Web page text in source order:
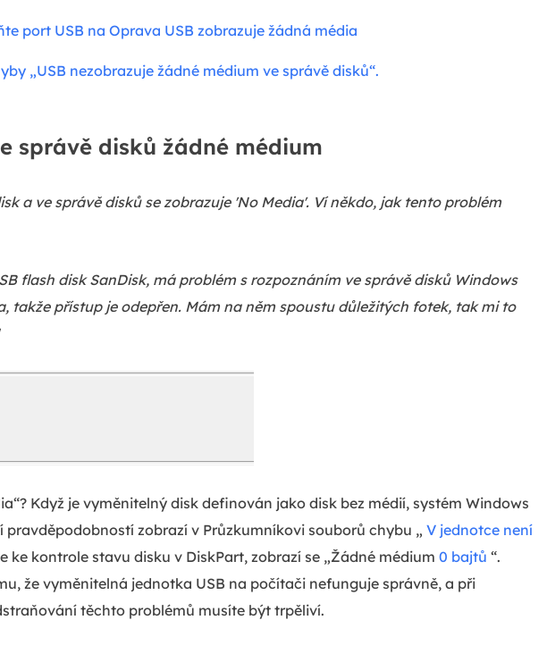
port USB na Oprava USB zobrazuje žádná média
„USB nezobrazuje žádné médium ve správě disků“.
správě disků žádné médium
a ve správě disků se zobrazuje 'No Media'. Ví někdo, jak tento problém
flash disk SanDisk, má problém s rozpoznáním ve správě disků Windows
takže přístup je odepřen. Mám na něm spoustu důležitých fotek, tak mi to
Když je vyměnitelný disk definován jako disk bez médií, systém Windows
pravděpodobností zobrazí v Průzkumníkovi souborů chybu „ V jednotce není
ke kontrole stavu disku v DiskPart, zobrazí se „Žádné médium 0 bajtů “.
že vyměnitelná jednotka USB na počítači nefunguje správně, a při
těchto problémů musíte být trpěliví.